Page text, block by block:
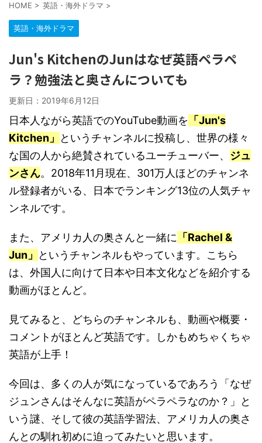
HOME > 英語・海外ドラマ >
英語・海外ドラマ
Jun's KitchenのJunはなぜ英語ペラペ
ラ？勉強法と奥さんについても
更新日： 2019年6月12日
日本人ながら英語でのYouTube動画を 「Jun's
Kitchen」
というチャンネルに投稿し、世界の様々
な国の人から絶賛されているユーチューバー、 ジュ
ンさん。2018年11月現在、301万人ほどのチャンネ
ル登録者がいる、日本でランキング13位の人気チャ
ンネルです。
また、アメリカ人の奥さんと一緒に 「Rachel &
Jun」
というチャンネルもやっています。こちら
は、外国人に向けて日本や日本文化などを紹介する
動画がほとんど。
見てみると、どちらのチャンネルも、動画や概要・
コメントがほとんど英語です。しかもめちゃくちゃ
英語が上手！
今回は、多くの人が気になっているであろう「なぜ
ジュンさんはそんなに英語がペラペラなのか？」と
いう謎、そして彼の英語学習法、アメリカ人の奥さ
んとの馴れ初めに迫ってみたいと思います。